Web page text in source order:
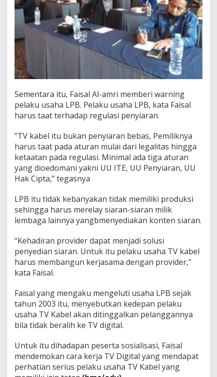
Sementara itu, Faisal Al-amri memberi warning
pelaku usaha LPB. Pelaku usaha LPB, kata Faisal
harus taat terhadap regulasi penyiaran.
”TV kabel itu bukan penyiaran bebas, Pemiliknya
harus taat pada aturan mulai dari legalitas hingga
ketaatan pada regulasi. Minimal ada tiga aturan
yang dioedomani yakni UU ITE, UU Penyiaran, UU
Hak Cipta,” tegasnya
LPB itu tidak kebanyakan tidak memiliki produksi
sehingga harus merelay siaran-siaran milik
lembaga lainnya yangbmenyediakan konten siaran.
“Kehadiran provider dapat menjadi solusi
penyedian siaran. Untuk itu pelaku usaha TV kabel
harus membangun kerjasama dengan provider,”
kata Faisal.
Faisal yang mengaku mengeluti usaha LPB sejak
tahun 2003 itu, menyebutkan kedepan pelaku
usaha TV Kabel akan ditinggalkan pelanggannya
bila tidak beralih ke TV digital.
Untuk itu dihadapan peserta sosialisasi, Faisal
mendemokan cara kerja TV Digital yang mendapat
perhatian serius pelaku usaha TV Kabel yang